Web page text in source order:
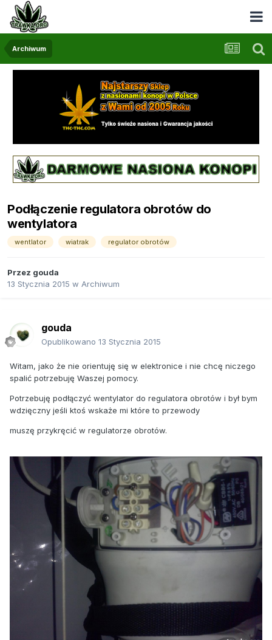
Archiwum
Podłączenie regulatora obrotów do
wentylatora
wentlator wiatrak regulator obrotów
Przez gouda
13 Stycznia 2015 w Archiwum
gouda
Opublikowano 13 Stycznia 2015
Witam, jako że nie orientuję się w elektronice i nie chcę niczego
spalić potrzebuję Waszej pomocy.
Potrzebuję podłączyć wentylator do regulatora obrotów i był bym
wdzięczny jeśli ktoś wskaże mi które to przewody
muszę przykręcić w regulatorze obrotów.